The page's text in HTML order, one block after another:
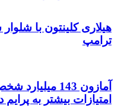
هیلاری کلینتون با
ترامپ
آمازون 143
امتیازات بیشتر به پرایم